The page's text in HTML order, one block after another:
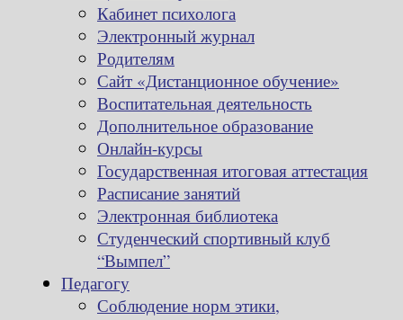
Кабинет психолога
Электронный журнал
Родителям
Сайт «Дистанционное обучение»
Воспитательная деятельность
Дополнительное образование
Онлайн-курсы
Государственная итоговая аттестация
Расписание занятий
Электронная библиотека
Студенческий спортивный клуб
“Вымпел”
Педагогу
Соблюдение норм этики,